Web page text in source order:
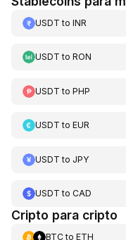
USDT to INR
USDT to RON
USDT to PHP
USDT to EUR
USDT to JPY
USDT to CAD
Cripto para cripto
BTCto ETH